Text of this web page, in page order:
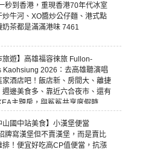
秒到香港，重現香港70年代冰室
炒牛河、XO醬炒公仔麵、港式點
奶茶都是滿滿港味 7461
旅遊】高雄福容徠旅 Fullon-
Kaohsiung 2026：去高雄聽演唱
家酒店吧！飯店新、房間大、離捷
週邊美食多、靠近六合夜市、還有
主題房，與鯊鯊共享度假時
山國中站美食】小漢堡便當
牌寫漢堡但不賣漢堡，而是賣比
排！便宜好吃高CP值便當，抗漲